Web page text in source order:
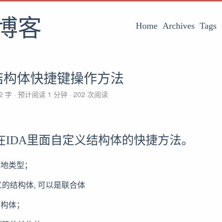
客 Home Archives Tags
体快捷键操作方法
字 预计阅读 1 分钟 202 次阅读
IDA里面自定义结构体的快捷方法。
类型；
结构体, 可以是联合体
体；